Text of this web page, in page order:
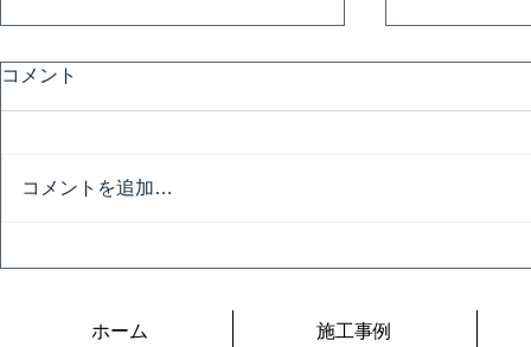
コメント
コメントを追加…
ホーム 施工事例